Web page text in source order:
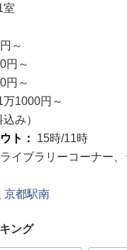
室
～
円～
円～
万1000円～
み）
ト： 15時/11時
イブラリーコーナー
京都駅南
ング